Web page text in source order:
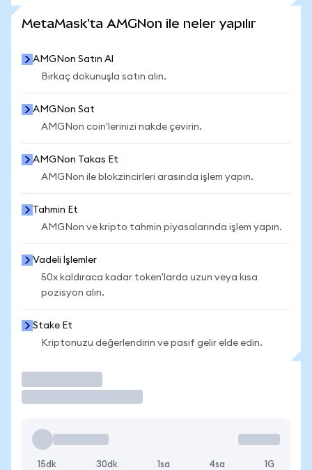
MetaMask'ta AMGNon ile neler yapılır
AMGNon Satın Al
Birkaç dokunuşla satın alın.
AMGNon Sat
AMGNon coin'lerinizi nakde çevirin.
AMGNon Takas Et
AMGNon ile blokzincirleri arasında işlem yapın.
Tahmin Et
AMGNon ve kripto tahmin piyasalarında işlem yapın.
Vadeli İşlemler
50x kaldıraca kadar token'larda uzun veya kısa
pozisyon alın.
Stake Et
Kriptonuzu değerlendirin ve pasif gelir elde edin.
15dk 30dk 1sa 4sa 1G